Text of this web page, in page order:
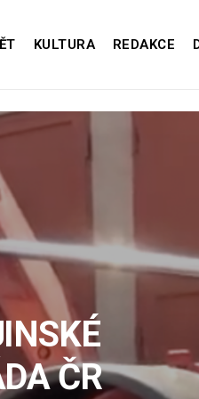
KULTURA REDAKCE
ČR